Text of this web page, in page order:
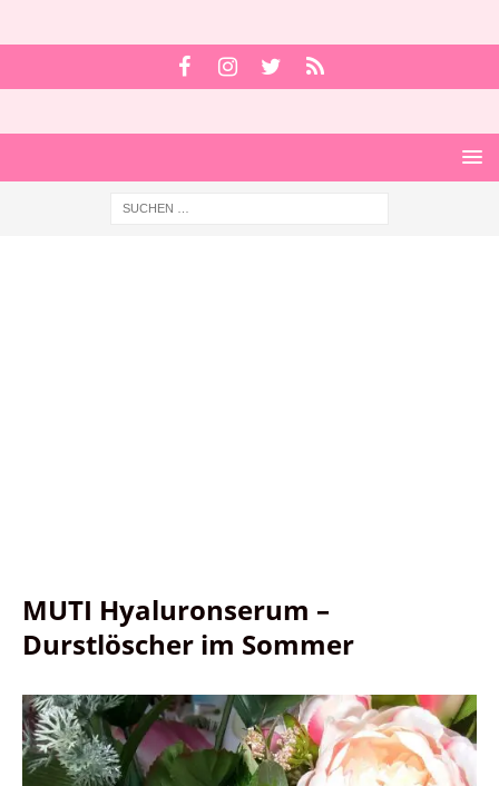
MUTI Hyaluronserum –
Durstlöscher im Sommer